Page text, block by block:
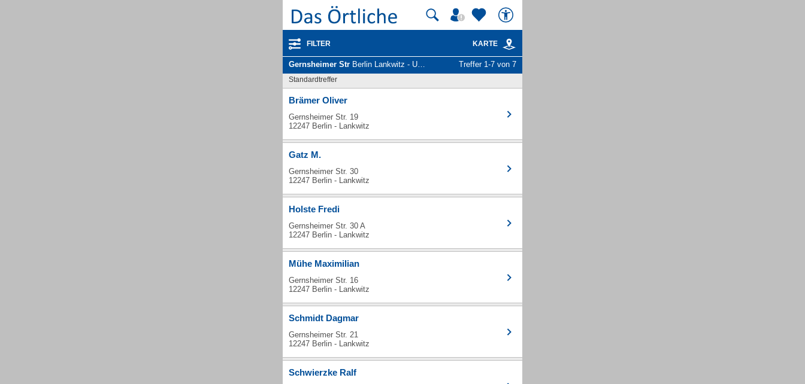
FILTER KARTE
Gernsheimer Str Berlin Lankwitz - Unternehmen und Personen Treffer 1-7 von 7
Standardtreffer
Brämer Oliver
Gernsheimer Str. 19
12247 Berlin - Lankwitz
Gatz M.
Gernsheimer Str. 30
12247 Berlin - Lankwitz
Holste Fredi
Gernsheimer Str. 30 A
12247 Berlin - Lankwitz
Mühe Maximilian
Gernsheimer Str. 16
12247 Berlin - Lankwitz
Schmidt Dagmar
Gernsheimer Str. 21
12247 Berlin - Lankwitz
Schwierzke Ralf